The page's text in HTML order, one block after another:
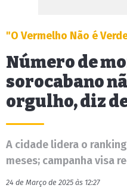
"O Vermelho Não é
Número de
sorocabano
orgulho, diz
A cidade lidera o
meses; campanha visa
24 de Março de 2025 às 12:27